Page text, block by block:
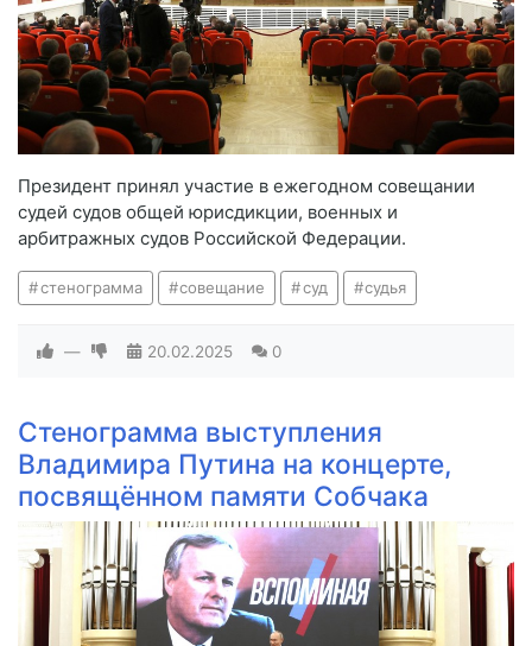
Президент принял участие в ежегодном совещании
судей судов общей юрисдикции, военных и
арбитражных судов Российской Федерации.
стенограмма совещание суд судья
— 20.02.2025 0
Стенограмма выступления
Владимира Путина на концерте,
посвящённом памяти Собчака